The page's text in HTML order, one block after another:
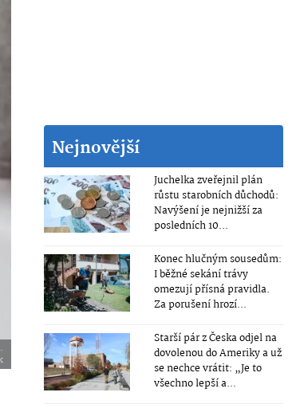
Nejnovější
Juchelka zveřejnil plán
růstu starobních důchodů:
Navýšení je nejnižší za
posledních 10...
Konec hlučným sousedům:
I běžné sekání trávy
omezují přísná pravidla.
Za porušení hrozí...
Starší pár z Česka odjel na
dovolenou do Ameriky a už
se nechce vrátit: „Je to
všechno lepší a...